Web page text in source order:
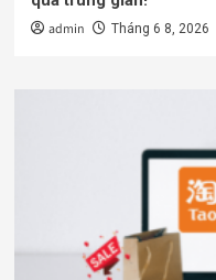
admin Tháng 6 8, 2026